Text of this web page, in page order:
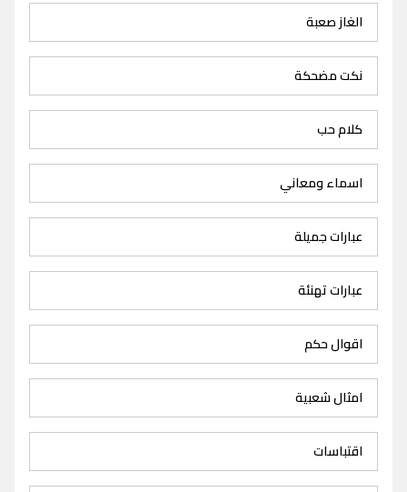
الغاز صعبة
نكت مضحكة
كلام حب
اسماء ومعاني
عبارات جميلة
عبارات تهنئة
اقوال حكم
امثال شعبية
اقتباسات